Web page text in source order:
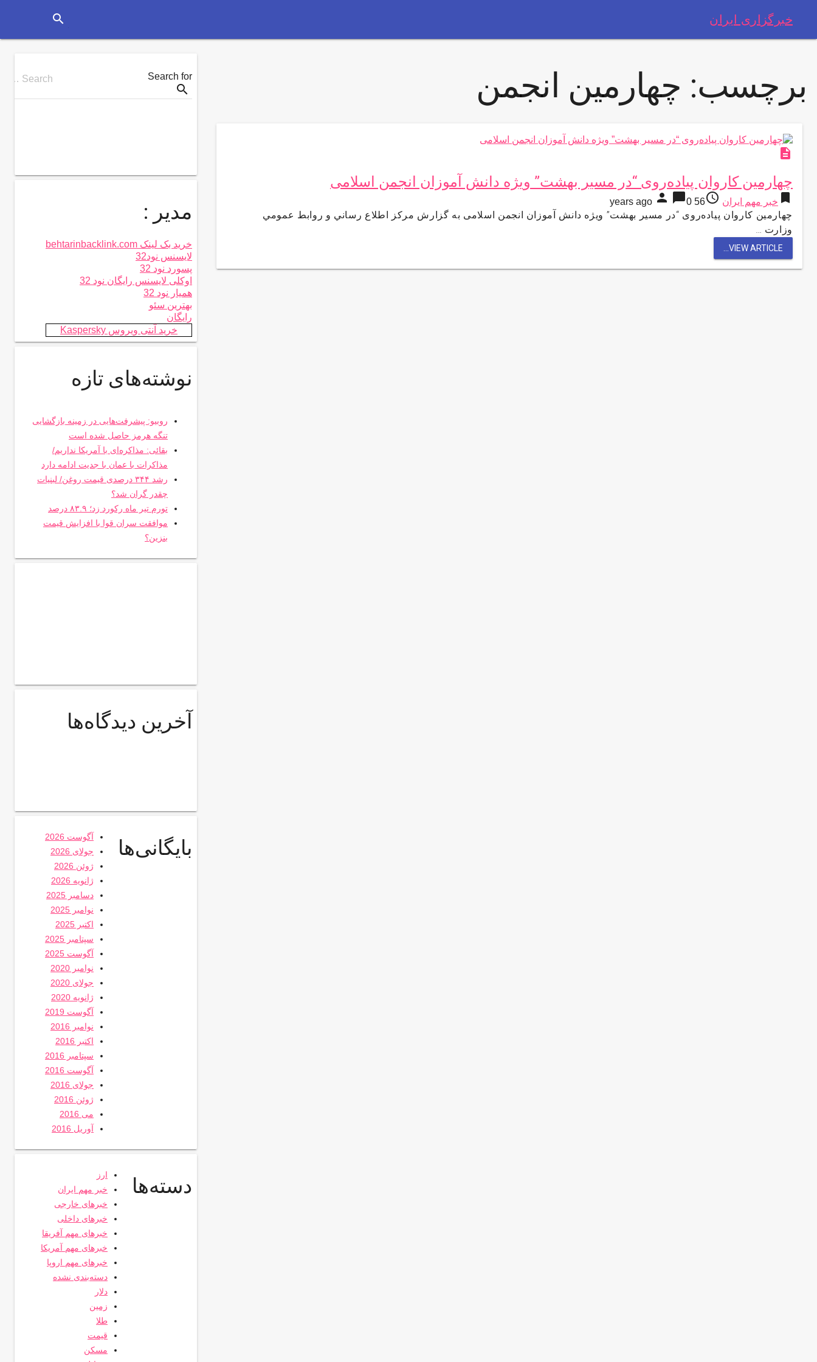
خبرگزاری ایران search
برچسب: چهارمین انجمن
description
چهارمین کاروان پیاده‌روی “در مسیر بهشت” ویژه دانش آموزان انجمن اسلامی
bookmark خبر مهم ایران access_time
56 years ago
person chat_bubble0
چهارمین کاروان پیاده‌روی “در مسیر بهشت” ویژه دانش آموزان انجمن اسلامی به گزارش مركز اطلاع رساني و روابط عمومي
وزارت …
VIEW ARTICLE...
Search for
Search …
search
مدیر :
خرید بک لینک behtarinbacklink.com
لایسنس نود32
پسورد نود 32
اوکلی لایسنس رایگان نود 32
همیار نود 32
بهترین سئو
رایگان
خرید آنتی ویروس Kaspersky
نوشته‌های تازه
روبیو: پیشرفت‌هایی در زمینه بازگشایی
تنگه هرمز حاصل شده است
بقائی: مذاکره‌ای با آمریکا نداریم/
مذاکرات با عمان با جدیت ادامه دارد
رشد ۳۴۴ درصدی قیمت روغن/ لبنیات
چقدر گران شد؟
تورم تیر ماه رکورد زد؛ ۸۳.۹ درصد
موافقت سران قوا با افزایش قیمت
بنزین؟
آخرین دیدگاه‌ها
بایگانی‌ها
آگوست 2026
جولای 2026
ژوئن 2026
ژانویه 2026
دسامبر 2025
نوامبر 2025
اکتبر 2025
سپتامبر 2025
آگوست 2025
نوامبر 2020
جولای 2020
ژانویه 2020
آگوست 2019
نوامبر 2016
اکتبر 2016
سپتامبر 2016
آگوست 2016
جولای 2016
ژوئن 2016
می 2016
آوریل 2016
دسته‌ها
ارز
خبر مهم ایران
خبرهای خارجی
خبرهای داخلی
خبرهای مهم آفریقا
خبرهای مهم آمریکا
خبرهای مهم اروپا
دسته‌بندی نشده
دلار
زمین
طلا
قیمت
مسکن